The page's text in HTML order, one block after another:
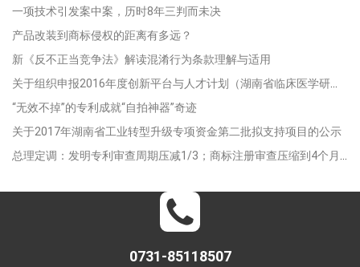
一项技术引发案中案，历时8年三判而未决
产品改装到商标侵权的距离有多远？
新《反不正当竞争法》解读混淆行为条款理解与适用
“无效不掉”的专利成就“自拍神器”奇迹
关于2017年湖南省工业转型升级专项资金第二批拟支持项目的公示
0731-85118507